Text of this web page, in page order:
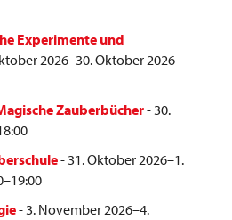
Experimente und
2026–30. Oktober 2026 -
Zauberbücher- 30.
- 31. Oktober 2026–1.
- 3. November 2026–4.